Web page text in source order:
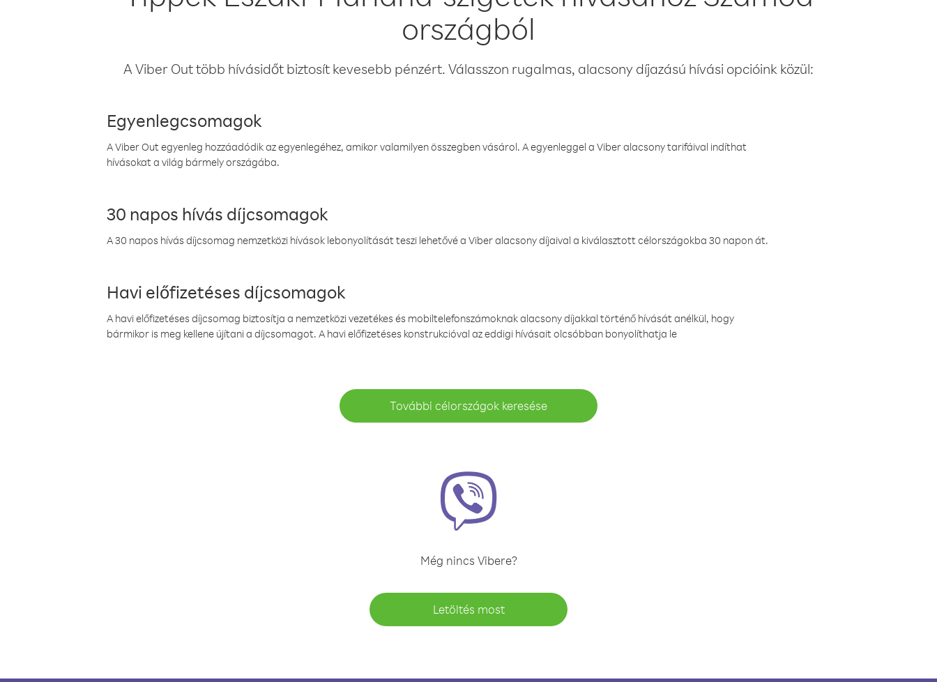
országból
A Viber Out több hívásidőt biztosít kevesebb pénzért. Válasszon rugalmas, alacsony díjazású hívási opcióink közül:
Egyenlegcsomagok
A Viber Out egyenleg hozzáadódik az egyenlegéhez, amikor valamilyen összegben vásárol. A egyenleggel a Viber alacsony tarifáival indíthat
hívásokat a világ bármely országába.
30 napos hívás díjcsomagok
A 30 napos hívás díjcsomag nemzetközi hívások lebonyolítását teszi lehetővé a Viber alacsony díjaival a kiválasztott célországokba 30 napon át.
Havi előfizetéses díjcsomagok
A havi előfizetéses díjcsomag biztosítja a nemzetközi vezetékes és mobiltelefonszámoknak alacsony díjakkal történő hívását anélkül, hogy
bármikor is meg kellene újítani a díjcsomagot. A havi előfizetéses konstrukcióval az eddigi hívásait olcsóbban bonyolíthatja le
További célországok keresése
Még nincs Vibere?
Letöltés most